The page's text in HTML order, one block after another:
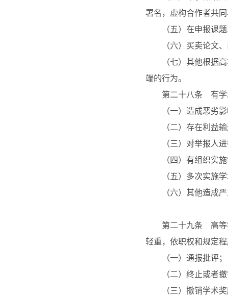
署名，虚构合作者共
（五）在申报课题
（六）买卖论文、
（七）其他根据高
端的行为。
第二十八条 有学术
（一）造成恶劣影
（二）存在利益输
（三）对举报人进
（四）有组织实施
（五）多次实施学
（六）其他造成严
第二十九条 高等学
轻重，依职权和规定
（一）通报批评；
（二）终止或者撤
（三）撤销学术奖